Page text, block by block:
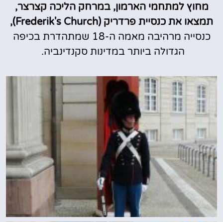
מחוץ למתחמי הארמון, במרחק הליכה קצרצר,
תמצאו את כנסיית פרדריק (Frederik's Church),
כנסייה מרהיבה מאמה ה-18 שמתהדרת בכיפה
הגדולה ביותר במדינות סקנדינביה.